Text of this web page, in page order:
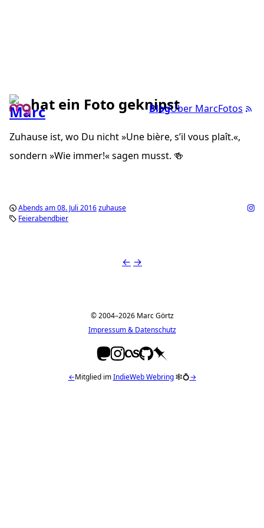
BlogÜber MarcFotos
hat ein Foto geknipst
Zuhause ist, wo Du nicht »Une bière, s’il vous plaît.«,
sondern »Wie immer!« sagen musst. 🍻
Abends am 08. Juli 2016zuhause
Feierabendbier
← →
© 2004–2026 Marc Görtz
Impressum & Datenschutz
←Mitglied imIndieWeb Webring🕸💍→